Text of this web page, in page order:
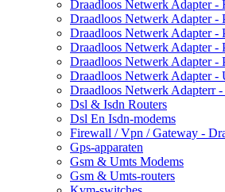
Draadloos Netwerk Adapter -
Draadloos Netwerk Adapter -
Draadloos Netwerk Adapter -
Draadloos Netwerk Adapter -
Draadloos Netwerk Adapter -
Draadloos Netwerk Adapter -
Draadloos Netwerk Adapterr -
Dsl & Isdn Routers
Dsl En Isdn-modems
Firewall / Vpn / Gateway -
Gps-apparaten
Gsm & Umts Modems
Gsm & Umts-routers